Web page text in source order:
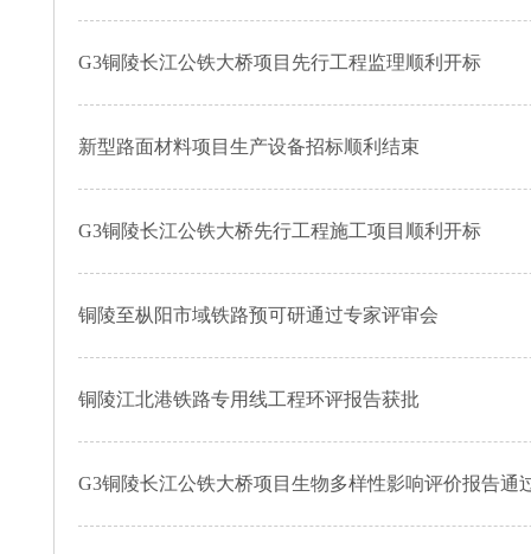
G3铜陵长江公铁大桥项目先行工程监理顺利开标
新型路面材料项目生产设备招标顺利结束
G3铜陵长江公铁大桥先行工程施工项目顺利开标
铜陵至枞阳市域铁路预可研通过专家评审会
铜陵江北港铁路专用线工程环评报告获批
G3铜陵长江公铁大桥项目生物多样性影响评价报告通